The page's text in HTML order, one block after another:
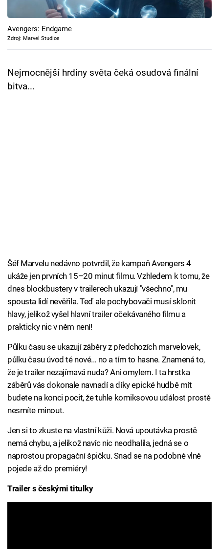
Cool Esport
Pořady
Sledujte prima+
Avengers: Endgame
Zdroj: Marvel Studios
Nejmocnější hrdiny světa čeká osudová finální
bitva...
Šéf Marvelu nedávno potvrdil, že kampaň Avengers 4
ukáže jen prvních 15–20 minut filmu. Vzhledem k tomu, že
dnes blockbustery v trailerech ukazují "všechno", mu
spousta lidí nevěřila. Teď ale pochybovači musí sklonit
hlavy, jelikož vyšel hlavní trailer očekávaného filmu a
prakticky nic v něm není!
Půlku času se ukazují záběry z předchozích marvelovek,
půlku času úvod té nové... no a tím to hasne. Znamená to,
že je trailer nezajímavá nuda? Ani omylem. I ta hrstka
záběrů vás dokonale navnadí a díky epické hudbě mít
budete na konci pocit, že tuhle komiksovou událost prostě
nesmíte minout.
Jen si to zkuste na vlastní kůži. Nová upoutávka prostě
nemá chybu, a jelikož navíc nic neodhalila, jedná se o
naprostou propagační špičku. Snad se na podobné vlně
pojede až do premiéry!
Trailer s českými titulky